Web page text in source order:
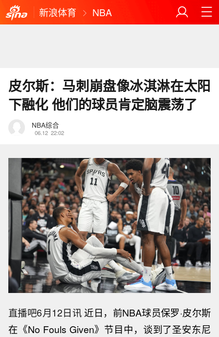
新浪体育 NBA
皮尔斯：马刺崩盘像冰淇淋在太阳
下融化 他们的球员肯定脑震荡了
NBA综合
06.12 22:02
直播吧6月12日讯 近日，前NBA球员保罗·皮尔斯
在《No Fouls Given》节目中，谈到了圣安东尼